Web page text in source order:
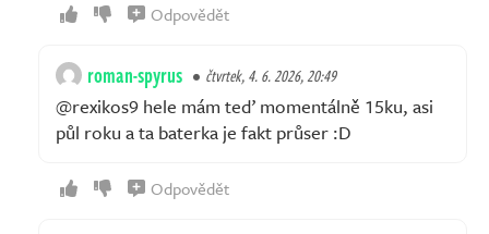
Odpovědět
roman-spyrus čtvrtek, 4. 6. 2026, 20:49
@rexikos9 hele mám teď momentálně 15ku, asi
půl roku a ta baterka je fakt průser :D
Odpovědět